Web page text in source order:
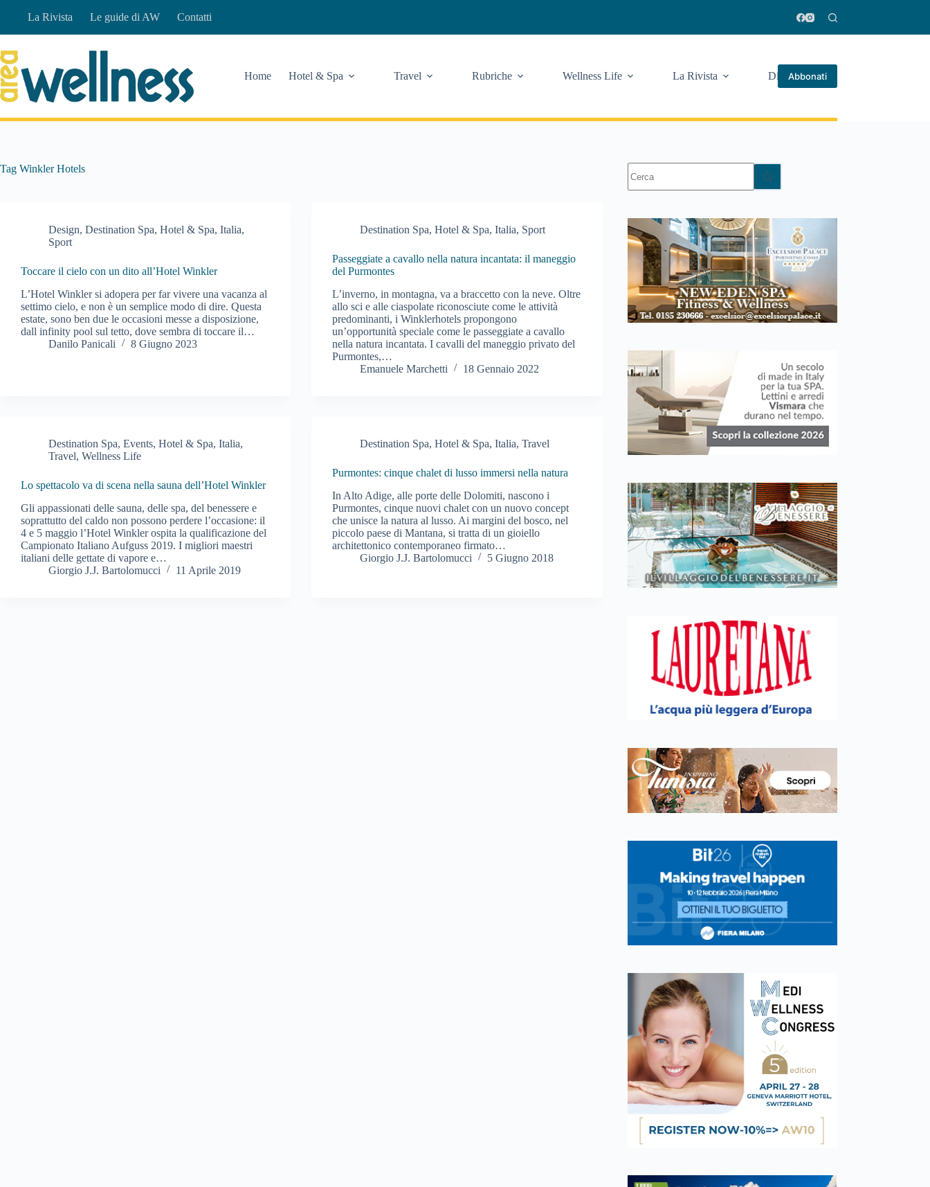
La Rivista Le guide di AW Contatti
Home Hotel & Spa Travel Rubriche Wellness Life La Rivista Di piùAbbonati
Tag Winkler Hotels
Design, Destination Spa, Hotel & Spa, Italia,
Sport
Toccare il cielo con un dito all’Hotel Winkler
L’Hotel Winkler si adopera per far vivere una vacanza al
settimo cielo, e non è un semplice modo di dire. Questa
estate, sono ben due le occasioni messe a disposizione,
dall infinity pool sul tetto, dove sembra di toccare il…
Danilo Panicali
8 Giugno 2023
Destination Spa,Hotel & Spa,Italia, Sport
Passeggiate a cavallo nella natura incantata: il maneggio
del Purmontes
L’inverno, in montagna, va a braccetto con la neve. Oltre
allo sci e alle ciaspolate riconosciute come le attività
predominanti, i Winklerhotels propongono
un’opportunità speciale come le passeggiate a cavallo
nella natura incantata. I cavalli del maneggio privato del
Purmontes,…
Emanuele Marchetti
18 Gennaio 2022
Destination Spa, Events, Hotel & Spa, Italia,
Travel, Wellness Life
Lo spettacolo va di scena nella sauna dell’Hotel Winkler
Gli appassionati delle sauna, delle spa, del benessere e
soprattutto del caldo non possono perdere l’occasione: il
4 e 5 maggio l’Hotel Winkler ospita la qualificazione del
Campionato Italiano Aufguss 2019. I migliori maestri
italiani delle gettate di vapore e…
Giorgio J.J. Bartolomucci
11 Aprile 2019
Destination Spa,Hotel & Spa,Italia,Travel
Purmontes: cinque chalet di lusso immersi nella natura
In Alto Adige, alle porte delle Dolomiti, nascono i
Purmontes, cinque nuovi chalet con un nuovo concept
che unisce la natura al lusso. Ai margini del bosco, nel
piccolo paese di Mantana, si tratta di un gioiello
architettonico contemporaneo firmato…
Giorgio J.J. Bartolomucci
5 Giugno 2018
risultato